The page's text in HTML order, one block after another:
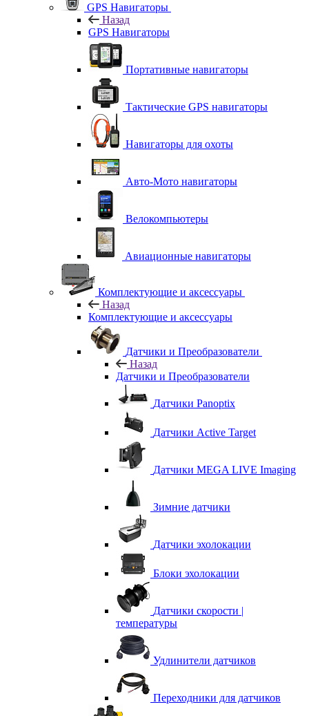
GPS Навигаторы
Назад
GPS Навигаторы
Портативные навигаторы
Тактические GPS навигаторы
Навигаторы для охоты
Авто-Мото навигаторы
Велокомпьютеры
Авиационные навигаторы
Комплектующие и аксессуары
Назад
Комплектующие и аксессуары
Датчики и Преобразователи
Назад
Датчики и Преобразователи
Датчики Panoptix
Датчики Active Target
Датчики MEGA LIVE Imaging
Зимние датчики
Датчики эхолокации
Блоки эхолокации
Датчики скорости |
температуры
Удлинители датчиков
Переходники для датчиков